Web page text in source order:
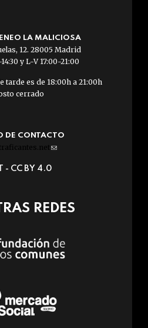
LA MALICIOSA
12. 28005 Madrid
y L-V 17:00-21:00
tarde es de 18:00h a 21:00h
cerrado
DE CONTACTO
(link
e-
- CC BY 4.0
REDES